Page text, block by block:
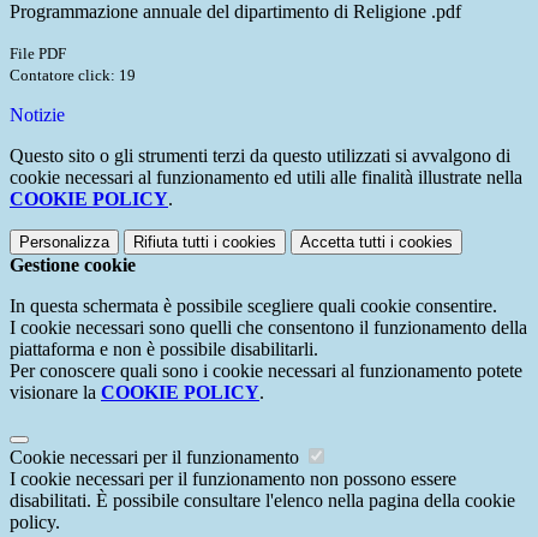
Programmazione annuale del dipartimento di Religione .pdf
File PDF
Contatore click: 19
Notizie
Questo sito o gli strumenti terzi da questo utilizzati si avvalgono di
cookie necessari al funzionamento ed utili alle finalità illustrate nella
COOKIE POLICY.
Personalizza Rifiuta tutti i cookies Accetta tutti i cookies
Gestione cookie
In questa schermata è possibile scegliere quali cookie consentire.
I cookie necessari sono quelli che consentono il funzionamento della
piattaforma e non è possibile disabilitarli.
Per conoscere quali sono i cookie necessari al funzionamento potete
visionare la COOKIE POLICY.
Cookie necessari per il funzionamento
I cookie necessari per il funzionamento non possono essere
disabilitati. È possibile consultare l'elenco nella pagina della cookie
policy.